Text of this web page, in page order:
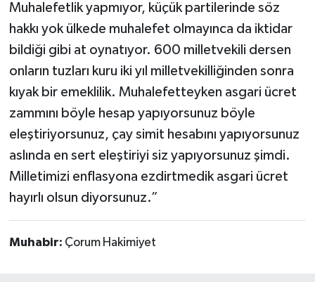
Muhalefetlik yapmıyor, küçük partilerinde söz
hakkı yok ülkede muhalefet olmayınca da iktidar
bildiği gibi at oynatıyor. 600 milletvekili dersen
onların tuzları kuru iki yıl milletvekilliğinden sonra
kıyak bir emeklilik. Muhalefetteyken asgari ücret
zammını böyle hesap yapıyorsunuz böyle
eleştiriyorsunuz, çay simit hesabını yapıyorsunuz
aslında en sert eleştiriyi siz yapıyorsunuz şimdi.
Milletimizi enflasyona ezdirtmedik asgari ücret
hayırlı olsun diyorsunuz.”
Muhabir: Çorum Hakimiyet